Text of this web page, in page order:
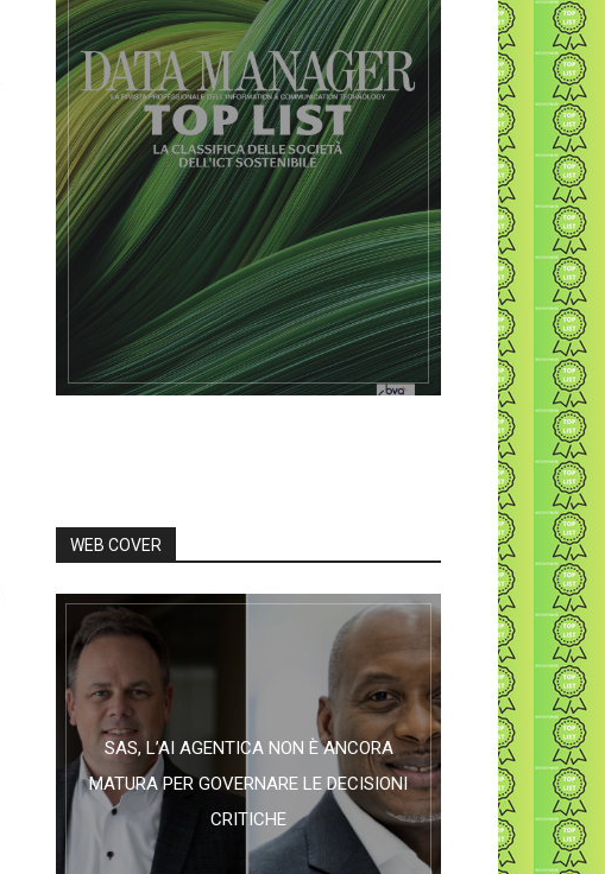
WEB COVER
SAS, L’AI AGENTICA NON È ANCORA
MATURA PER GOVERNARE LE DECISIONI
CRITICHE